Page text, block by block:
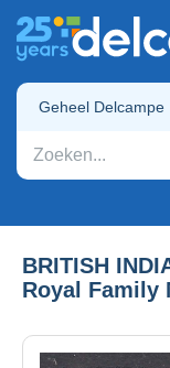
Geheel Delcampe
BRITISH
Royal Family